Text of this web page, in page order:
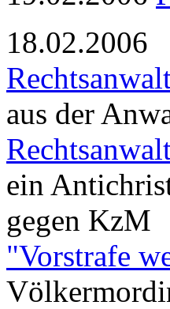
18.02.2006
aus der
ein
gegen KzM
"Vorstrafe